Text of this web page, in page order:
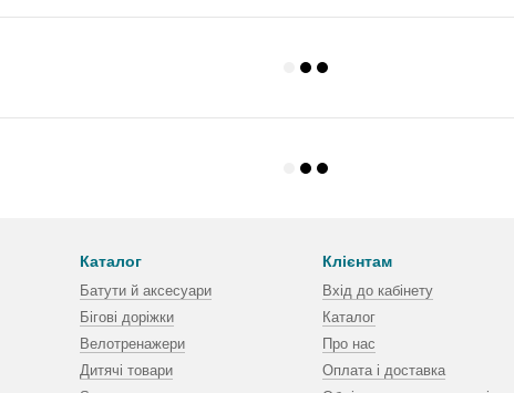
Каталог
Батути й аксесуари
Бігові доріжки
Велотренажери
Дитячі товари
Клієнтам
Вхід до кабінету
Каталог
Про нас
Оплата і доставка